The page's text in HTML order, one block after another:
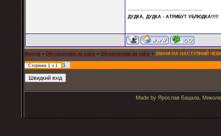
ДУДКА, ДУДКА - АТРИБУT УБЛЮДКА!!!!!
Форум » Обговорення на сайті » Обговорення на сайті » ЗМІНИ НА НАСТУПНИЙ
Сторінка 1 з 1 1
Made by Ярослав Бацала,